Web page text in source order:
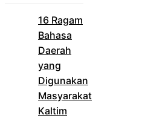
16 Ragam
Bahasa
Daerah
yang
Digunakan
Masyarakat
Kaltim